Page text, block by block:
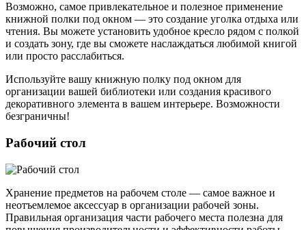
Возможно, самое привлекательное и полезное применение
книжной полки под окном — это создание уголка отдыха или
чтения. Вы можете установить удобное кресло рядом с полкой
и создать зону, где вы сможете наслаждаться любимой книгой
или просто расслабиться.
Используйте вашу книжную полку под окном для
организации вашей библиотеки или создания красивого
декоративного элемента в вашем интерьере. Возможности
безграничны!
Рабочий стол
Хранение предметов на рабочем столе — самое важное и
неотъемлемое аксессуар в организации рабочей зоны.
Правильная организация части рабочего места полезна для